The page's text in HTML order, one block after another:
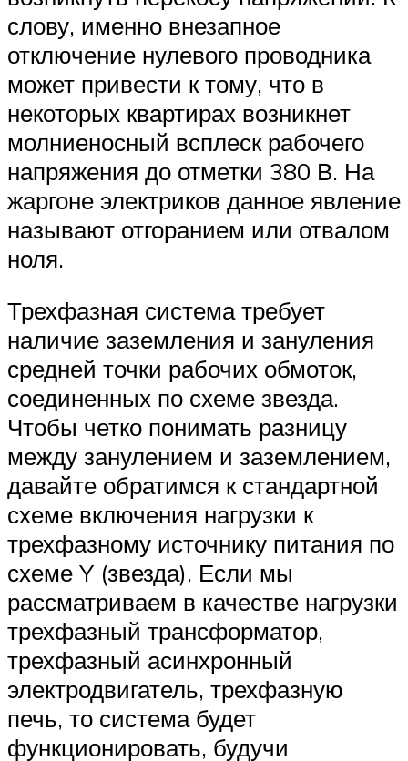
слову, именно внезапное
отключение нулевого проводника
может привести к тому, что в
некоторых квартирах возникнет
молниеносный всплеск рабочего
напряжения до отметки 380 В. На
жаргоне электриков данное явление
называют отгоранием или отвалом
ноля.
Трехфазная система требует
наличие заземления и зануления
средней точки рабочих обмоток,
соединенных по схеме звезда.
Чтобы четко понимать разницу
между занулением и заземлением,
давайте обратимся к стандартной
схеме включения нагрузки к
трехфазному источнику питания по
схеме Y (звезда). Если мы
рассматриваем в качестве нагрузки
трехфазный трансформатор,
трехфазный асинхронный
электродвигатель, трехфазную
печь, то система будет
функционировать, будучи